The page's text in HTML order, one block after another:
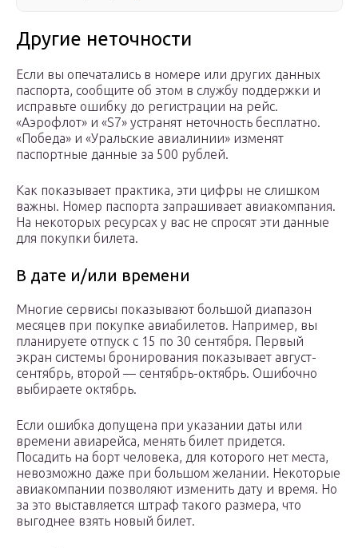
Другие неточности
Если вы опечатались в номере или других данных
паспорта, сообщите об этом в службу поддержки и
исправьте ошибку до регистрации на рейс.
«Аэрофлот» и «S7» устранят неточность бесплатно.
«Победа» и «Уральские авиалинии» изменят
паспортные данные за 500 рублей.
Как показывает практика, эти цифры не слишком
важны. Номер паспорта запрашивает авиакомпания.
На некоторых ресурсах у вас не спросят эти данные
для покупки билета.
В дате и/или времени
Многие сервисы показывают большой диапазон
месяцев при покупке авиабилетов. Например, вы
планируете отпуск с 15 по 30 сентября. Первый
экран системы бронирования показывает август-
сентябрь, второй — сентябрь-октябрь. Ошибочно
выбираете октябрь.
Если ошибка допущена при указании даты или
времени авиарейса, менять билет придется.
Посадить на борт человека, для которого нет места,
невозможно даже при большом желании. Некоторые
авиакомпании позволяют изменить дату и время. Но
за это выставляется штраф такого размера, что
выгоднее взять новый билет.